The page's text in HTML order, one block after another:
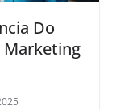
Do
Marketing